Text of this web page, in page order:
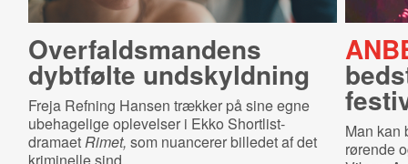
Over­falds­man­dens
dybtfølte undskyldning
Freja Refning Hansen trækker på sine egne
ubehagelige oplevelser i Ekko Shortlist-
dramaetRimet, som nuancerer billedet af det
Man kan
rørende